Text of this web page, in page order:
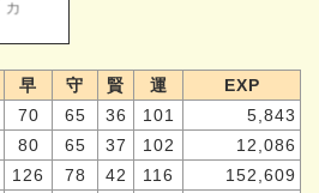
早 守 賢 運
EXP
70 65 36 101
5,843
80 65 37 102
12,086
126 78 42 116
152,609